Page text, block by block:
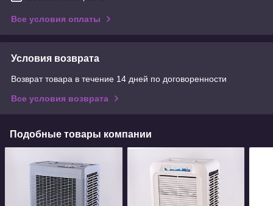
Все условия оплаты
Условия возврата
Возврат товара в течение 14 дней по договоренности
Все условия возврата
Подобные товары компании